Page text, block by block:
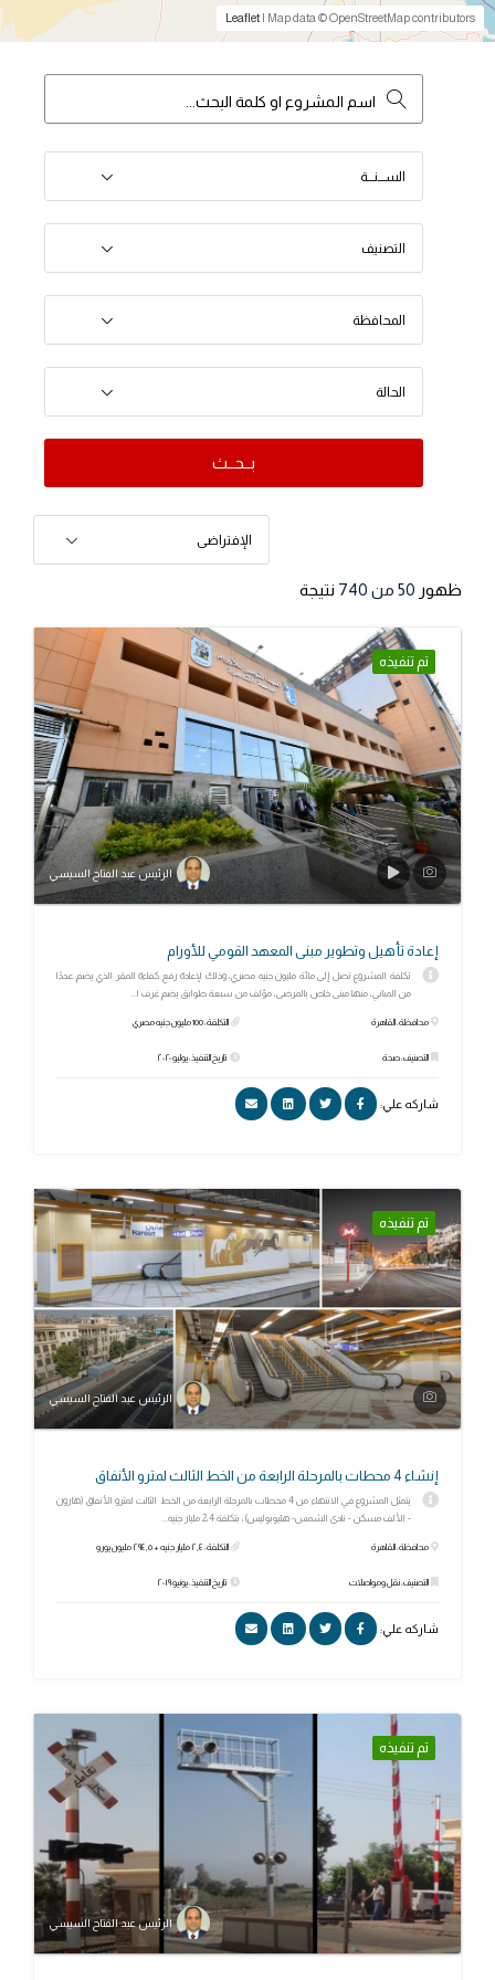
Leaflet | Map data © OpenStreetMap contributors
الســـنـــة
التصنيف
المحافظة
الحالة
بــحــث
الإفتراضى
ظهور 50 من 740 نتيجة
تم تنفيذه
الرئيس عبد الفتاح السيسي
إعادة تأهيل وتطوير مبنى المعهد القومي للأورام
تكلفة المشروع تصل إلى مائة مليون جنيه مصري، وذلك لإعادة رفع كفاءة المقر الذي يضم عددًا
من المباني، منها مبنى خاص بالمرضى، مؤلف من سبعة طوابق يضم غرف ا...
محافظة: القاهرة
التصنيف: صحة
التكلفة: 100 مليون جنيه مصري
تاريخ التنفيذ: يوليو ٢٠٢٠
شاركه علي:
تم تنفيذه
الرئيس عبد الفتاح السيسي
إنشاء 4 محطات بالمرحلة الرابعة من الخط الثالث لمترو الأنفاق
يتمثل المشروع في الانتهاء من 4 محطات بالمرحلة الرابعة من الخط الثالث لمترو الأنفاق (هارون
- الألف مسكن - نادى الشمس- هليوبوليس)، بتكلفة 2،4 مليار جنيه...
محافظة: القاهرة
التصنيف: نقل ومواصلات
التكلفة: ٢,٤ مليار جنيه + ٢٩٤,٥ مليون يورو
تاريخ التنفيذ: يونيو ٢٠١٩
شاركه علي:
تم تنفيذه
الرئيس عبد الفتاح السيسي